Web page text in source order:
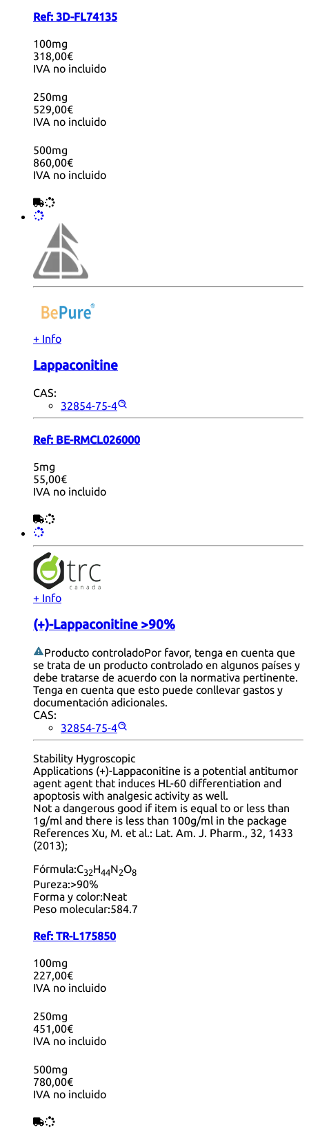
Ref: 3D-FL74135
100mg
318,00€
IVA no incluido
250mg
529,00€
IVA no incluido
500mg
860,00€
IVA no incluido
+ Info
Lappaconitine
CAS:
32854-75-4
Ref: BE-RMCL026000
5mg
55,00€
IVA no incluido
+ Info
(+)-Lappaconitine >90%
Producto controladoPor favor, tenga en cuenta que
se trata de un producto controlado en algunos países y
debe tratarse de acuerdo con la normativa pertinente.
Tenga en cuenta que esto puede conllevar gastos y
documentación adicionales.
CAS:
32854-75-4
Stability Hygroscopic
Applications (+)-Lappaconitine is a potential antitumor
agent agent that induces HL-60 differentiation and
apoptosis with analgesic activity as well.
Not a dangerous good if item is equal to or less than
1g/ml and there is less than 100g/ml in the package
References Xu, M. et al.: Lat. Am. J. Pharm., 32, 1433
(2013);
Fórmula:C32H44N2O8
Pureza:>90%
Forma y color:Neat
Peso molecular:584.7
Ref: TR-L175850
100mg
227,00€
IVA no incluido
250mg
451,00€
IVA no incluido
500mg
780,00€
IVA no incluido